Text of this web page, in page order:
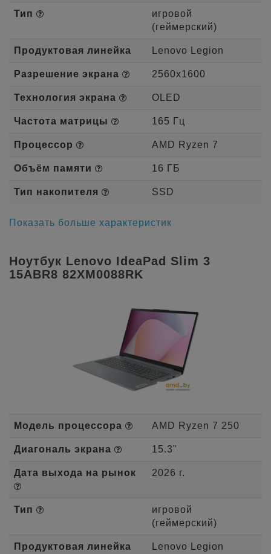
Тип
игровой
(геймерский)
Продуктовая линейка Lenovo Legion
Разрешение экрана 2560x1600
Технология экрана OLED
Частота матрицы 165 Гц
Процессор AMD Ryzen 7
Объём памяти 16 ГБ
Тип накопителя SSD
Показать больше характеристик
Ноутбук Lenovo IdeaPad Slim 3
15ABR8 82XM0088RK
Модель процессора AMD Ryzen 7 250
Диагональ экрана 15.3"
Дата выхода на рынок 2026 г.
Тип
игровой
(геймерский)
Продуктовая линейка Lenovo Legion